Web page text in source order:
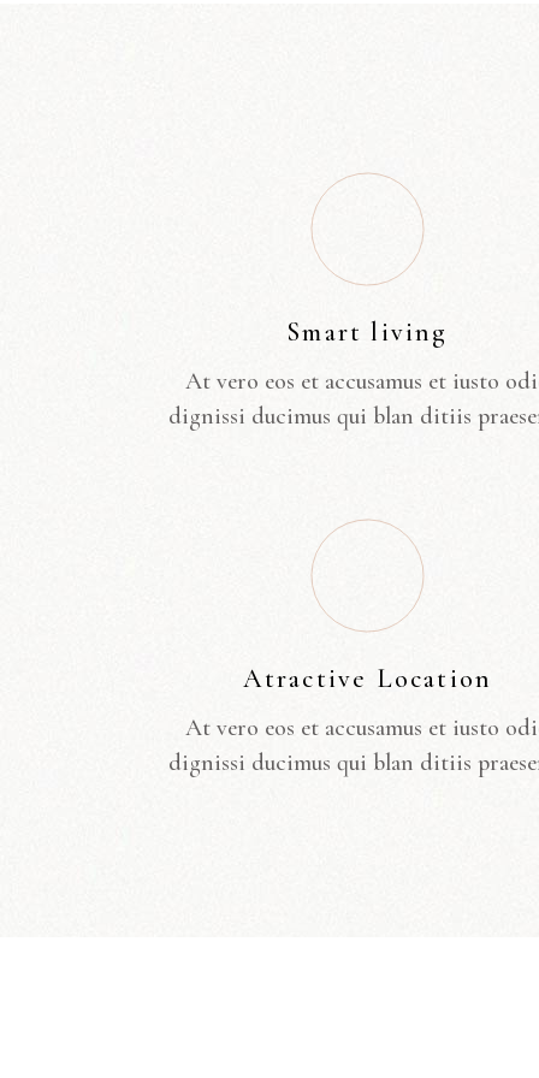
Smart living
At vero eos et accusamus et iusto
dignissi ducimus qui blan ditiis
Atractive Location
At vero eos et accusamus et iusto
dignissi ducimus qui blan ditiis